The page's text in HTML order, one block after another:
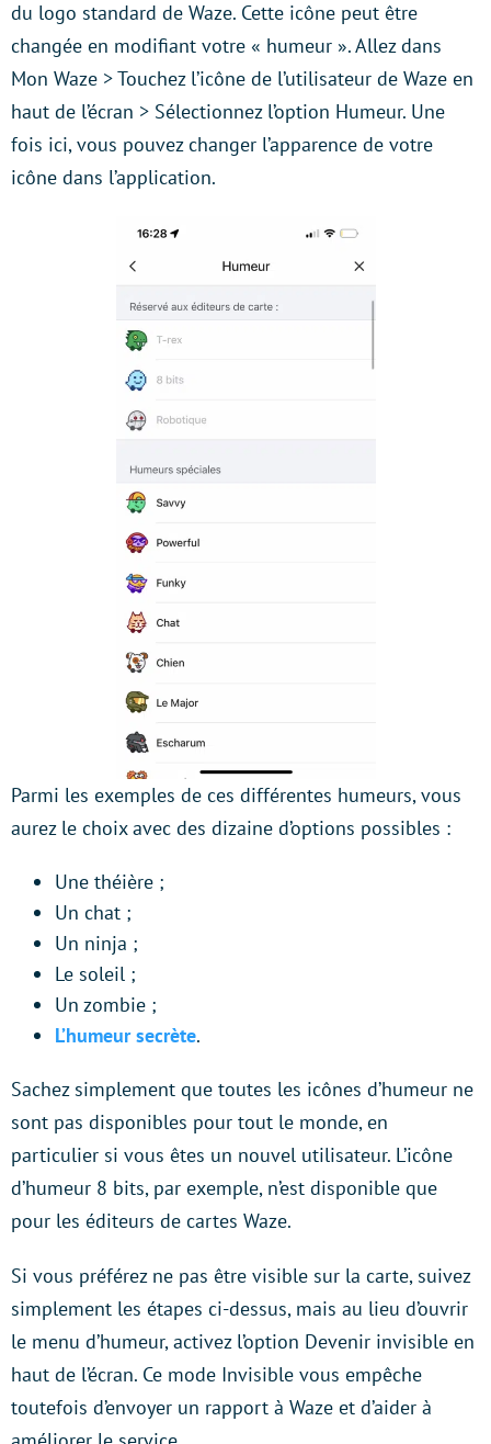
du logo standard de Waze. Cette icône peut être
changée en modifiant votre « humeur ». Allez dans
Mon Waze > Touchez l’icône de l’utilisateur de Waze en
haut de l’écran > Sélectionnez l’option Humeur. Une
fois ici, vous pouvez changer l’apparence de votre
icône dans l’application.
Parmi les exemples de ces différentes humeurs, vous
aurez le choix avec des dizaine d’options possibles :
Une théière ;
Un chat ;
Un ninja ;
Le soleil ;
Un zombie ;
L’humeur secrète.
Sachez simplement que toutes les icônes d’humeur ne
sont pas disponibles pour tout le monde, en
particulier si vous êtes un nouvel utilisateur. L’icône
d’humeur 8 bits, par exemple, n’est disponible que
pour les éditeurs de cartes Waze.
Si vous préférez ne pas être visible sur la carte, suivez
simplement les étapes ci-dessus, mais au lieu d’ouvrir
le menu d’humeur, activez l’option Devenir invisible en
haut de l’écran. Ce mode Invisible vous empêche
toutefois d’envoyer un rapport à Waze et d’aider à